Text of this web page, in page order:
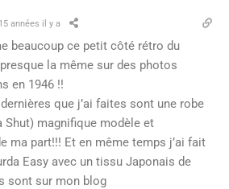
15 années il y a
beaucoup ce petit côté rétro du
la même sur des photos
en 1946 !!
que j’ai faites sont une robe
Shut) magnifique modèle et
ma part!!! Et en même temps j’ai fait
Easy avec un tissu Japonais de
sont sur mon blog